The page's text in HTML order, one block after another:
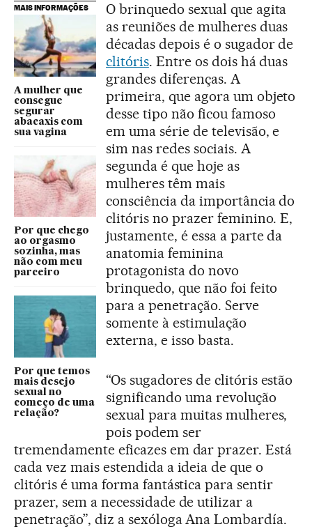
MAIS INFORMAÇÕES
A mulher que
consegue
segurar
abacaxis com
sua vagina
Por que chego
ao orgasmo
sozinha, mas
não com meu
parceiro
Por que temos
mais desejo
sexual no
começo de uma
relação?
O brinquedo sexual que agita
as reuniões de mulheres duas
décadas depois é o sugador de
clitóris. Entre os dois há duas
grandes diferenças. A
primeira, que agora um objeto
desse tipo não ficou famoso
em uma série de televisão, e
sim nas redes sociais. A
segunda é que hoje as
mulheres têm mais
consciência da importância do
clitóris no prazer feminino. E,
justamente, é essa a parte da
anatomia feminina
protagonista do novo
brinquedo, que não foi feito
para a penetração. Serve
somente à estimulação
externa, e isso basta.
“Os sugadores de clitóris estão
significando uma revolução
sexual para muitas mulheres,
pois podem ser
tremendamente eficazes em dar prazer. Está
cada vez mais estendida a ideia de que o
clitóris é uma forma fantástica para sentir
prazer, sem a necessidade de utilizar a
penetração”, diz a sexóloga Ana Lombardía.